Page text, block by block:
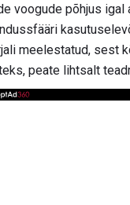
voogude põhjus
meelestatud, sest
peate lihtsalt